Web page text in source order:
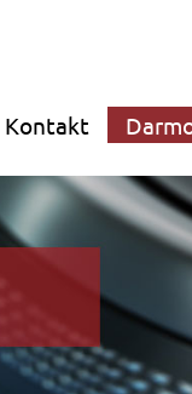
Kontakt